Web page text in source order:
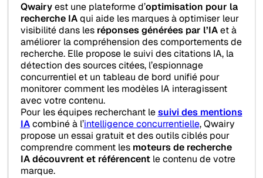
Qwairyest une plateforme d’optimisation pour la
recherche IAqui aide les marques à optimiser leur
visibilité dans les réponses générées par l’IAet à
améliorer la compréhension des comportements de
recherche. Elle propose le suivi des citations IA, la
détection des sources citées, l’espionnage
concurrentiel et un tableau de bord unifié pour
monitorer comment les modèles IA interagissent
avec votre contenu.
Pour les équipes recherchant lesuivi des mentions
IAcombiné à l’intelligence concurrentielle, Qwairy
propose un essai gratuit et des outils ciblés pour
comprendre comment les moteurs de recherche
IA découvrent et référencentle contenu de votre
marque.